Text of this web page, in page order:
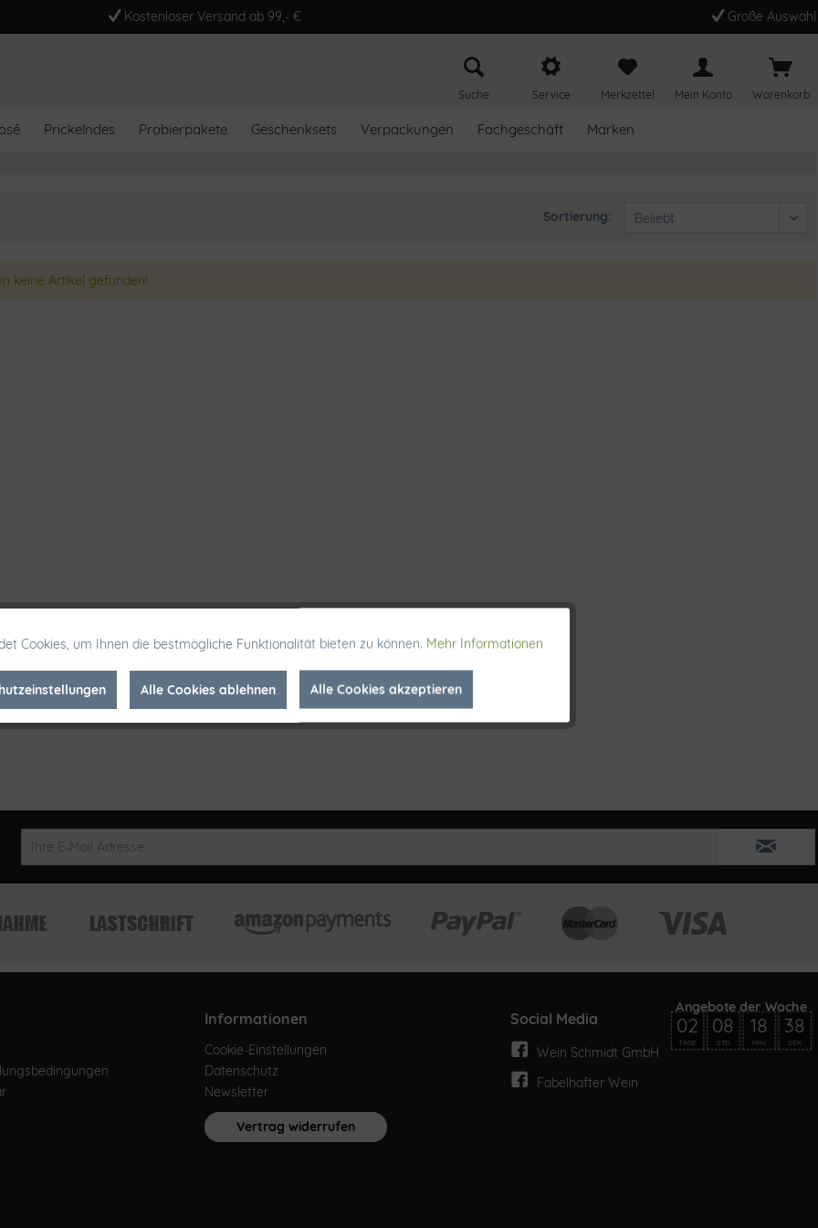
Kostenloser Versand ab 99,- € Große Auswahl
Suche Service Merkzettel Mein Konto Warenkorb
Prickelndes Probierpakete Geschenksets Verpackungen Fachgeschäft Marken
Sortierung:
keine Artikel gefunden!
Informationen
Cookie-Einstellungen
Datenschutz
Newsletter
Vertrag widerrufen
Social Media
Wein Schmidt GmbH
Fabelhafter Wein
Aktiv
Inaktiv
Cookies, um Ihnen die bestmögliche Funktionalität bieten zu können. Mehr Informationen
Alle Cookies ablehnen Alle Cookies akzeptieren
02
TAGE
08
STD
18
MIN
38
SEK